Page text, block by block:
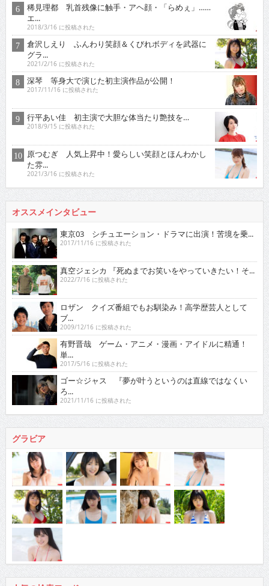
稀見理都 乳首残像に触手・アヘ顔・「らめぇ」……
エ...
2018/3/16 に投稿された
倉沢しえり ふんわり笑顔＆くびれボディを武器に
グラ...
2021/2/16 に投稿された
深琴 等身大で演じた初主演作品が公開！
2017/11/16 に投稿された
行平あい佳 初主演で大胆な体当たり艶技を…
2018/9/15 に投稿された
原つむぎ 人気上昇中！愛らしい笑顔とほんわかし
た雰...
2021/3/16 に投稿された
オススメインタビュー
東京03 シチュエーション・ドラマに出演！苦境を乗...
2017/11/16 に投稿された
真空ジェシカ 『死ぬまでお笑いをやっていきたい！そ...
2022/7/16 に投稿された
ロザン クイズ番組でもお馴染み！高学歴芸人として
ブ...
2009/12/16 に投稿された
有野晋哉 ゲーム・アニメ・漫画・アイドルに精通！
単...
2017/5/16 に投稿された
ゴー☆ジャス 『夢が叶うというのは直線ではなくい
ろ...
2021/11/16 に投稿された
グラビア